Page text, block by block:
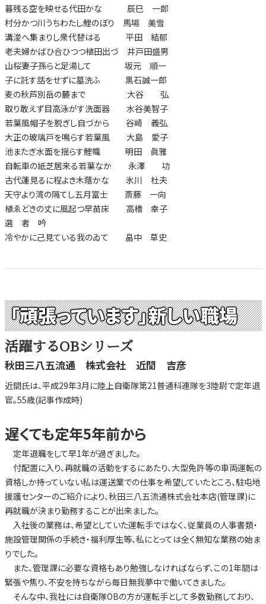
暮残る空を映せる代田かな 辰巳 一郎
村分かつ川うちわたし鯉のぼり 馬場 美雪
溝浚へ集まりし衆代替はる 平田 結郁
老夫婦かばひ合ひつつ植田出づ 井戸田盛男
山桜妻子孫らと足湯して 坂元 順一
子に託す話をせずに墓洗ふ 黒石誠一郎
麦の秋芦別岳の麓まで 大谷 弘
取り敢えず目高泳がす洗面器 水谷美智子
若葉風帽子を脱ぎし自づから 谷崎 義弘
大正の玻璃戸を鳴らす若葉風 大島 愛子
池またぎ水面を揺らす鯉幟 明田 眞雅
自転車の紙芝居来る若葉なか 永澤 功
古代蓮見るに程よき木蔭かな 氷川 杜夫
天守より湾の隔てし五月富士 斎藤 一向
植ゑどきの丈に風起つ早苗床 高橋 幸子
選 者 吟
冷やかに己見ている我のゐて 畠中 草史
「頑張っています」新しい職場
活躍するOBシリーズ
秋田三八五流通 株式会社 近間 吉彦
近間氏は、平成29年3月に陸上自衛隊第21普通科連隊を3陸尉で定年退
官。55歳(記事作成時)
遅くても定年5年前から
定年退職をして早1年が過ぎました。
付配置に入り、再就職の活動をするにあたり、大型免許等の車両運転の
資格しか持っていない私は運送業での仕事を希望していたところ、駐屯地
援護センターのご紹介により、秋田三八五流通株式会社本店(管理課)に
再就職が決まり勤務することが出来ました。
入社後の業務は、希望としていた運転手ではなく、従業員の人事書類・
施設管理関係の手続き・福利厚生等、私にとっては全く無知な業務の始ま
りでした。
また、管理課に必要な資格もあり勉強しなければならず、この1年間は
緊張や焦り、不安を持ちながら毎日無我夢中で働いてきました。
そんな中、我社には自衛隊OBの方が運転手として多数勤務しており、